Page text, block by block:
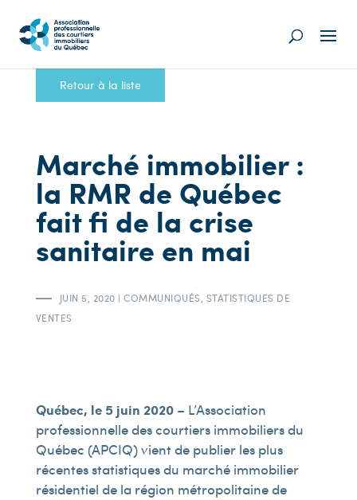
Retour à la liste
Marché immobilier :
la RMR de Québec
fait fi de la crise
sanitaire en mai
JUIN 5, 2020 |COMMUNIQUÉS STATISTIQUES DE
VENTES
Québec, le 5 juin 2020– L’Association
professionnelle des courtiers immobiliers du
Québec (APCIQ) vient de publier les plus
récentes statistiques du marché immobilier
résidentiel de la région métropolitaine de